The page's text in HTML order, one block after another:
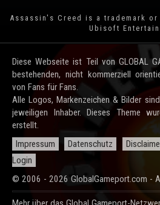
Assassin's Creed is a trademark
Ubisoft
Diese Webseite ist Teil von GLOBAL
bestehenden, nicht kommerziell
von Fans für Fans.
Alle Logos, Markenzeichen & Bilder
jeweiligen Inhaber. Dieses Theme
erstellt.
Impressum
Datenschutz
Login
© 2006 - 2026 GlobalGameport.com -